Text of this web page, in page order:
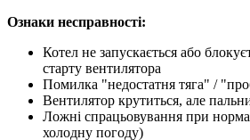
Ознаки несправності:
Котел не запускається або
старту вентилятора
Помилка "недостатня тяга" /
Вентилятор крутиться, але
Ложні спрацьовування при
холодну погоду)